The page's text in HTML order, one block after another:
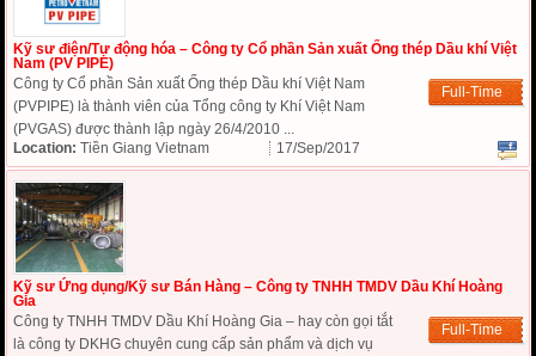
Kỹ sư điện/Tự động hóa – Công ty Cổ phần Sản xuất Ống thép Dầu khí Việt
Nam (PV PIPE)
Full-Time
Công ty Cổ phần Sản xuất Ống thép Dầu khí Việt Nam
(PVPIPE) là thành viên của Tổng công ty Khí Việt Nam
(PVGAS) được thành lập ngày 26/4/2010 ...
Location: Tiền Giang Vietnam 17/Sep/2017
Kỹ sư Ứng dụng/Kỹ sư Bán Hàng – Công ty TNHH TMDV Dầu Khí Hoàng
Gia
Full-Time
Công ty TNHH TMDV Dầu Khí Hoàng Gia – hay còn gọi tắt
là công ty DKHG chuyên cung cấp sản phẩm và dịch vụ